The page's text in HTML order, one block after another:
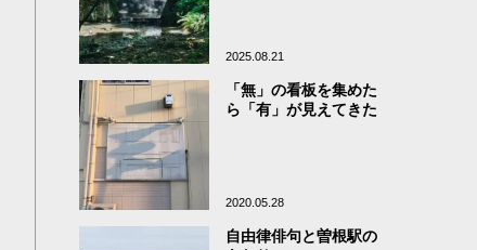
2025.08.21
「無」の看板を集めた
ら「有」が見えてきた
2020.05.28
自由律俳句と曽根駅の